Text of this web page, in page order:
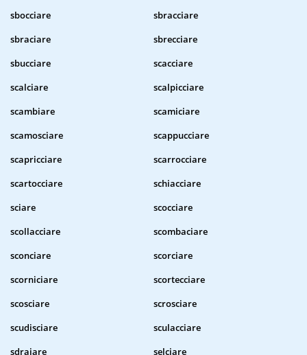
sbocciare
sbracciare
sbraciare
sbrecciare
sbucciare
scacciare
scalciare
scalpicciare
scambiare
scamiciare
scamosciare
scappucciare
scapricciare
scarrocciare
scartocciare
schiacciare
sciare
scocciare
scollacciare
scombaciare
sconciare
scorciare
scorniciare
scortecciare
scosciare
scrosciare
scudisciare
sculacciare
sdraiare
selciare